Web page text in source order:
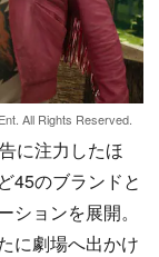
All Rights Reserved.
に注力したほ
45のブランドと
ョンを展開。
に劇場へ出かけ